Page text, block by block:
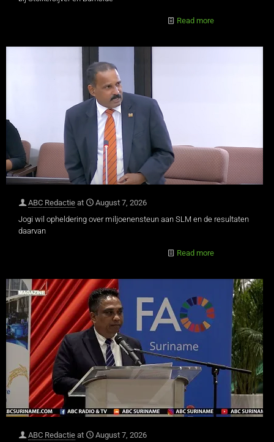
Read more
ABC Redactie at
August 7, 2026
Jogi wil opheldering over miljoenensteun aan SLM en de resultaten
daarvan
Read more
ABC Redactie at
August 7, 2026